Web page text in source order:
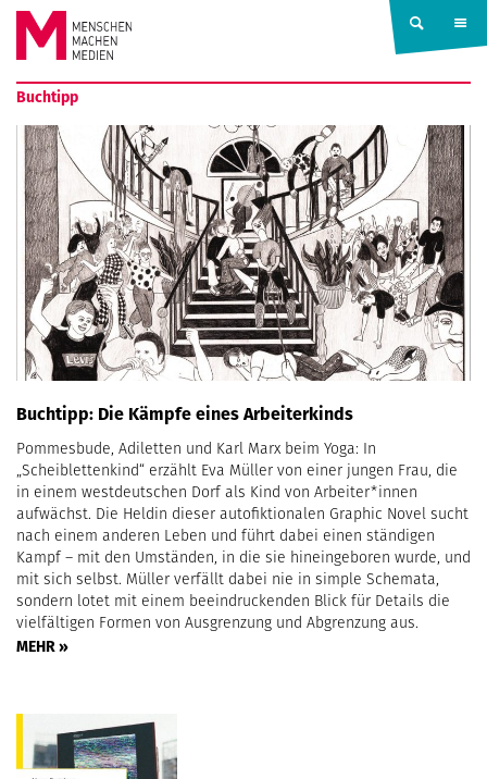
Springe zum Inhalt
MENSCHEN
MACHEN
MEDIEN
Buchtipp
Buchtipp: Die Kämpfe eines Arbeiterkinds
Pommesbude, Adiletten und Karl Marx beim Yoga: In
„Scheiblettenkind“ erzählt Eva Müller von einer jungen Frau, die
in einem westdeutschen Dorf als Kind von Arbeiter*innen
aufwächst. Die Heldin dieser autofiktionalen Graphic Novel sucht
nach einem anderen Leben und führt dabei einen ständigen
Kampf – mit den Umständen, in die sie hineingeboren wurde, und
mit sich selbst. Müller verfällt dabei nie in simple Schemata,
sondern lotet mit einem beeindruckenden Blick für Details die
vielfältigen Formen von Ausgrenzung und Abgrenzung aus.
MEHR »